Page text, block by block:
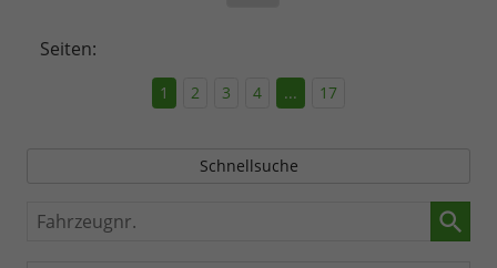
Seiten:
1 2 3 4 ... 17
Schnellsuche
Fahrzeugnr.